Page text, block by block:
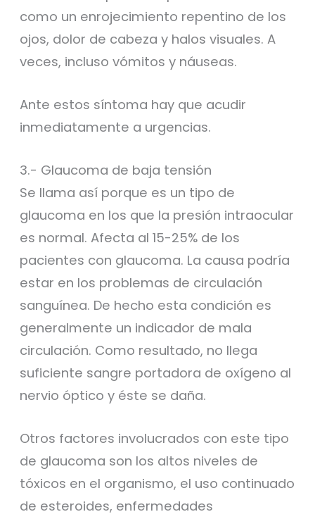
como un enrojecimiento repentino de los
ojos, dolor de cabeza y halos visuales. A
veces, incluso vómitos y náuseas.
Ante estos síntoma hay que acudir
inmediatamente a urgencias.
3.- Glaucoma de baja tensión
Se llama así porque es un tipo de
glaucoma en los que la presión intraocular
es normal. Afecta al 15-25% de los
pacientes con glaucoma. La causa podría
estar en los problemas de circulación
sanguínea. De hecho esta condición es
generalmente un indicador de mala
circulación. Como resultado, no llega
suficiente sangre portadora de oxígeno al
nervio óptico y éste se daña.
Otros factores involucrados con este tipo
de glaucoma son los altos niveles de
tóxicos en el organismo, el uso continuado
de esteroides, enfermedades